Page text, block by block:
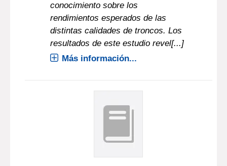
conocimiento sobre los
rendimientos esperados de las
distintas calidades de troncos. Los
resultados de este estudio revel[...]
Más información...